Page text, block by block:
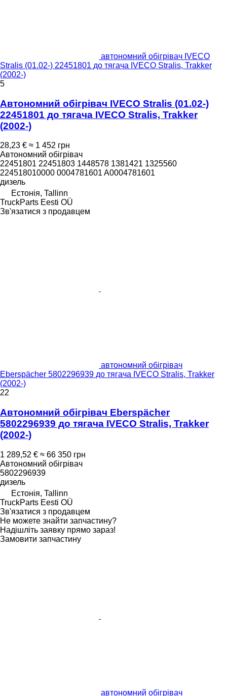
автономний обігрівач IVECO
Stralis (01.02-) 22451801 до тягача IVECO Stralis, Trakker
(2002-)
5
Автономний обігрівач IVECO Stralis (01.02-)
22451801 до тягача IVECO Stralis, Trakker
(2002-)
28,23 € ≈ 1 452 грн
Автономний обігрівач
22451801 22451803 1448578 1381421 1325560
224518010000 0004781601 A0004781601
дизель
Естонія, Tallinn
TruckParts Eesti OÜ
Зв'язатися з продавцем
автономний обігрівач
Eberspächer 5802296939 до тягача IVECO Stralis, Trakker
(2002-)
22
Автономний обігрівач Eberspächer
5802296939 до тягача IVECO Stralis, Trakker
(2002-)
1 289,52 € ≈ 66 350 грн
Автономний обігрівач
5802296939
дизель
Естонія, Tallinn
TruckParts Eesti OÜ
Зв'язатися з продавцем
Не можете знайти запчастину?
Надішліть заявку прямо зараз!
Замовити запчастину
автономний обігрівач